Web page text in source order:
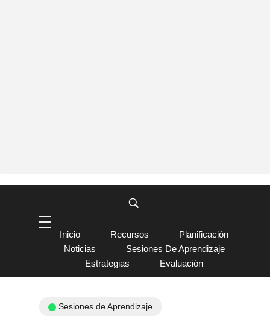
Inicio Recursos
Planificación
Noticias
Sesiones De Aprendizaje
Estrategias
Evaluación
Sesiones de Aprendizaje